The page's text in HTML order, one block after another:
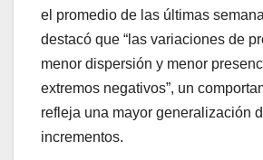
el promedio de las últimas
destacó que “las variaciones de
menor dispersión y menor
extremos negativos”, un
refleja una mayor generalización
incrementos.